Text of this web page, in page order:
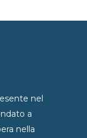
nel
a
nella